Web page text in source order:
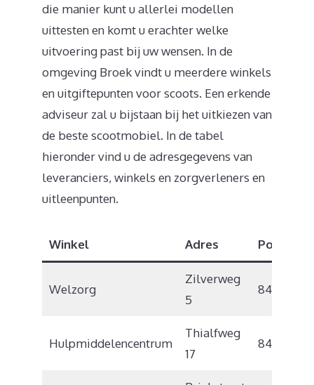
die manier kunt u allerlei modellen
uittesten en komt u erachter welke
uitvoering past bij uw wensen. In de
omgeving Broek vindt u meerdere winkels
en uitgiftepunten voor scoots. Een erkende
adviseur zal u bijstaan bij het uitkiezen van
de beste scootmobiel. In de tabel
hieronder vind u de adresgegevens van
leveranciers, winkels en zorgverleners en
uitleenpunten.
Winkel Adres Postcode
Welzorg
Zilverweg
5
8445 PE
Hulpmiddelencentrum
Thialfweg
17
8441 PV